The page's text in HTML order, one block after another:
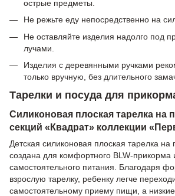
острые предметы.
Не режьте еду непосредственно на
Не оставляйте изделия надолго под
лучами.
Изделия с деревянными ручками
только вручную, без длительного
Тарелки и посуда для
Силиконовая плоская тарелка на
секций «Квадрат» коллекции
Детская силиконовая плоская тарелка на
создана для комфортного BLW-прикорма
самостоятельного питания. Благодаря
взрослую тарелку, ребенку легче
самостоятельному приему пищи, а